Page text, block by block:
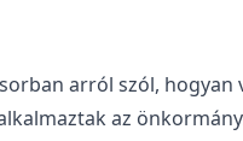
arról szól,
az